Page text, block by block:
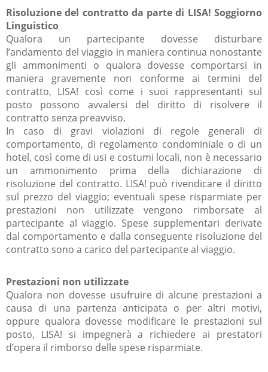
Risoluzione del contratto da parte di LISA! Soggiorno
Linguistico
Qualora un partecipante dovesse disturbare
l’andamento del viaggio in maniera continua nonostante
gli ammonimenti o qualora dovesse comportarsi in
maniera gravemente non conforme ai termini del
contratto, LISA! così come i suoi rappresentanti sul
posto possono avvalersi del diritto di risolvere il
contratto senza preavviso.
In caso di gravi violazioni di regole generali di
comportamento, di regolamento condominiale o di un
hotel, così come di usi e costumi locali, non è necessario
un ammonimento prima della dichiarazione di
risoluzione del contratto. LISA! può rivendicare il diritto
sul prezzo del viaggio; eventuali spese risparmiate per
prestazioni non utilizzate vengono rimborsate al
partecipante al viaggio. Spese supplementari derivate
dal comportamento e dalla conseguente risoluzione del
contratto sono a carico del partecipante al viaggio.
Prestazioni non utilizzate
Qualora non dovesse usufruire di alcune prestazioni a
causa di una partenza anticipata o per altri motivi,
oppure qualora dovesse modificare le prestazioni sul
posto, LISA! si impegnerà a richiedere ai prestatori
d’opera il rimborso delle spese risparmiate.